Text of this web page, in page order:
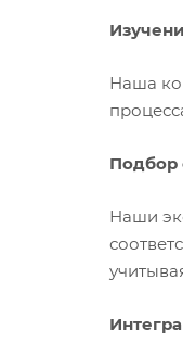
Наша
Подбор
Наши